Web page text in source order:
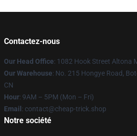
Contactez-nous
Our Head Office: 1082 Hook Street Altona
Our Warehouse: No. 215 Hongye Road,
CN
Hour: 9AM – 5PM (Mon – Fri)
Email : contact@cheap-trick.shop
Notre société